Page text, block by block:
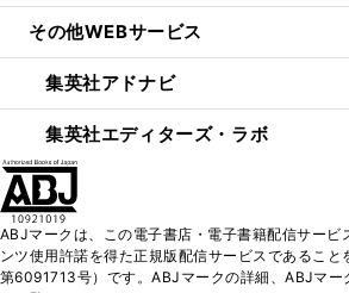
その他WEBサービス
集英社アドナビ
集英社エディターズ・ラボ
ABJマークは、この電子書店・電子書籍配信サービ
ンツ使用許諾を得た正規版配信サービスであること
第6091713号）です。ABJマークの詳細、ABJマー